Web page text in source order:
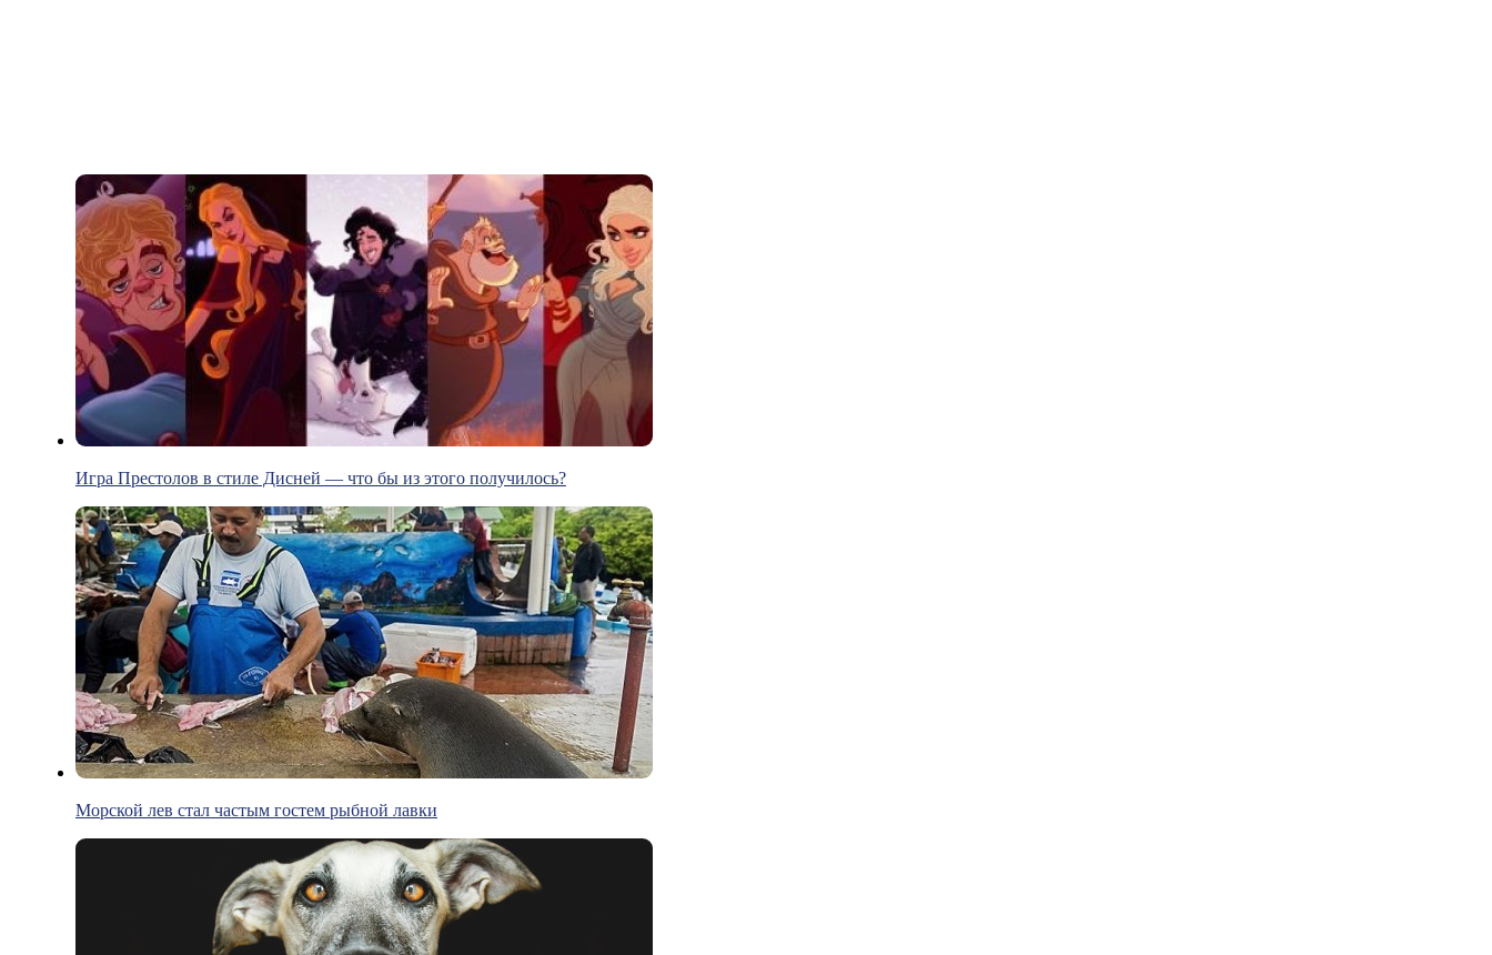
Игра Престолов в стиле Дисней — что бы из этого получилось?
Морской лев стал частым гостем рыбной лавки